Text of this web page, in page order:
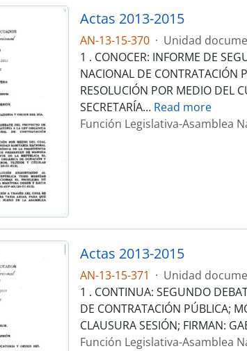
Actas 2013-2015
AN-13-15-370 · Unidad
1 . CONOCER: INFORME DE
NACIONAL DE CONTRATACIÓN
RESOLUCIÓN POR MEDIO DEL
SECRETARÍA… Read more
Función Legislativa-Asamblea
Actas 2013-2015
AN-13-15-371 · Unidad
1 . CONTINUA: SEGUNDO
DE CONTRATACIÓN PÚBLICA;
CLAUSURA SESIÓN; FIRMAN:
Función Legislativa-Asamblea